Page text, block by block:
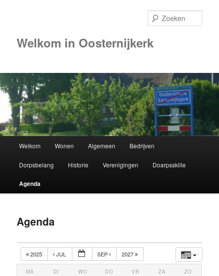
Welkom in Oosternijkerk
Spring
naar
de
inhoud
Welkom Wonen Algemeen Bedrijven
Dorpsbelang Historie Verenigingen Doarpsskille
Agenda
Agenda
2025 JUL SEP 2027
MA DI WO DO VR ZA ZO